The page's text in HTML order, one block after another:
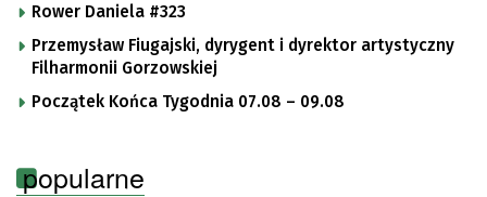
Rower Daniela #323
Przemysław Fiugajski, dyrygent i dyrektor artystyczny
Filharmonii Gorzowskiej
Początek Końca Tygodnia 07.08 – 09.08
popularne